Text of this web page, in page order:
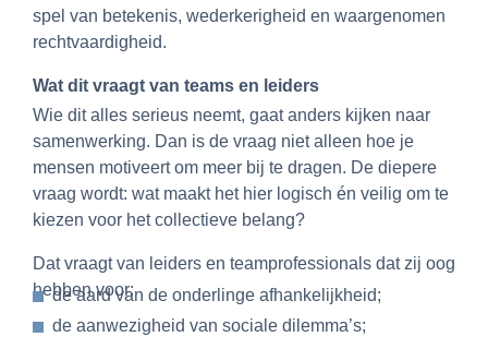
spel van betekenis, wederkerigheid en waargenomen
rechtvaardigheid.
Wat dit vraagt van teams en leiders
Wie dit alles serieus neemt, gaat anders kijken naar
samenwerking. Dan is de vraag niet alleen hoe je
mensen motiveert om meer bij te dragen. De diepere
vraag wordt: wat maakt het hier logisch én veilig om te
kiezen voor het collectieve belang?
Dat vraagt van leiders en teamprofessionals dat zij oog
hebben voor:
de aard van de onderlinge afhankelijkheid;
de aanwezigheid van sociale dilemma’s;